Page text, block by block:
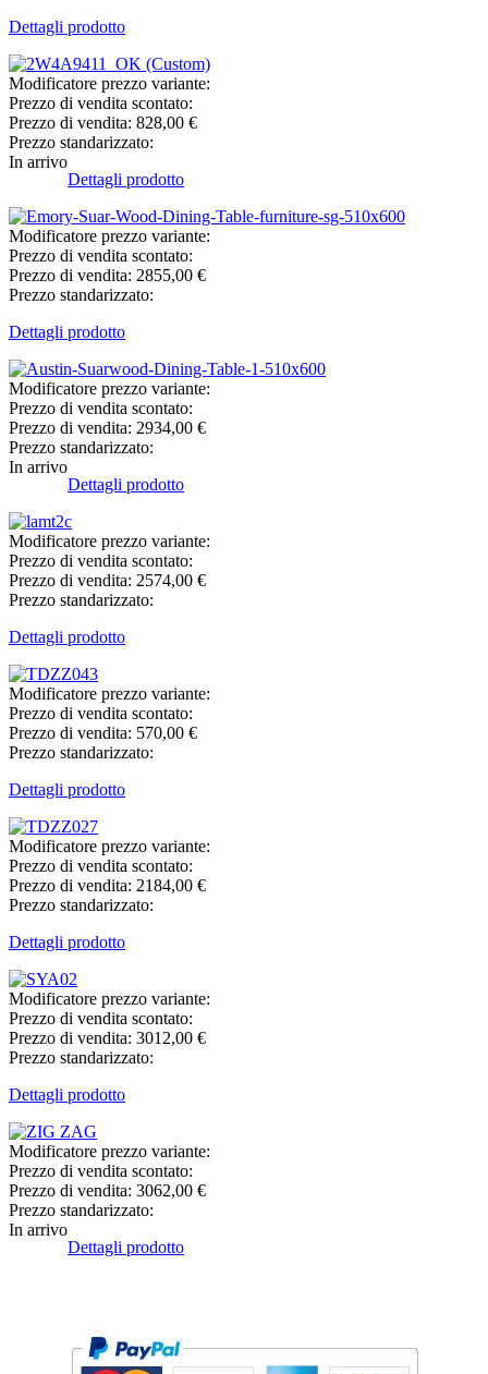
Dettagli prodotto
Modificatore prezzo variante:
Prezzo di vendita scontato:
Prezzo di vendita: 828,00 €
Prezzo standarizzato:
In arrivo
Dettagli prodotto
Modificatore prezzo variante:
Prezzo di vendita scontato:
Prezzo di vendita: 2855,00 €
Prezzo standarizzato:
Dettagli prodotto
Modificatore prezzo variante:
Prezzo di vendita scontato:
Prezzo di vendita: 2934,00 €
Prezzo standarizzato:
In arrivo
Dettagli prodotto
Modificatore prezzo variante:
Prezzo di vendita scontato:
Prezzo di vendita: 2574,00 €
Prezzo standarizzato:
Dettagli prodotto
Modificatore prezzo variante:
Prezzo di vendita scontato:
Prezzo di vendita: 570,00 €
Prezzo standarizzato:
Dettagli prodotto
Modificatore prezzo variante:
Prezzo di vendita scontato:
Prezzo di vendita: 2184,00 €
Prezzo standarizzato:
Dettagli prodotto
Modificatore prezzo variante:
Prezzo di vendita scontato:
Prezzo di vendita: 3012,00 €
Prezzo standarizzato:
Dettagli prodotto
Modificatore prezzo variante:
Prezzo di vendita scontato:
Prezzo di vendita: 3062,00 €
Prezzo standarizzato:
In arrivo
Dettagli prodotto